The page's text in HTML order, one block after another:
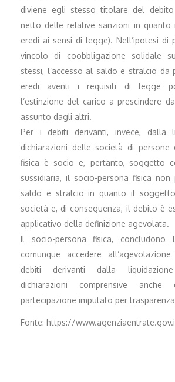
diviene egli stesso titolare del
netto delle relative sanzioni in quanto
eredi ai sensi di legge). Nell’ipotesi di
vincolo di coobbligazione solidale
stessi, l’accesso al saldo e stralcio da
eredi aventi i requisiti di legge
l’estinzione del carico a prescindere
assunto dagli altri.
Per i debiti derivanti, invece, dalla
dichiarazioni delle società di
fisica è socio e, pertanto, soggetto
sussidiaria, il socio-persona fisica
saldo e stralcio in quanto il
società e, di conseguenza, il debito è
applicativo della definizione agevolata.
Il socio-persona fisica, concludono
comunque accedere
debiti derivanti dalla
dichiarazioni comprensive
partecipazione imputato per
Fonte: https://